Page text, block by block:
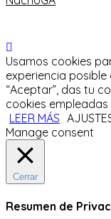
Usamos cookies
experiencia posible
“Aceptar”, das tu
cookies empleadas
LEER MÁS
Manage consent
Cerrar
Resumen de